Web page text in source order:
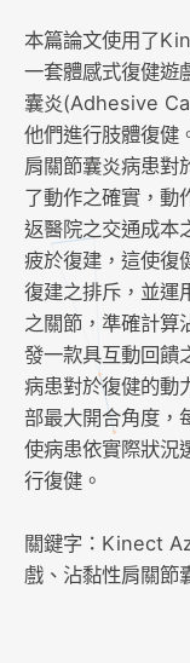
本篇論文使用了
一套體感式復健遊
囊炎(Adhesive
他們進行肢體復健
肩關節囊炎病患對
了動作之確實，動
返醫院之交通成本
疲於復建，這使復
復建之排斥，並
之關節，準確計算
發一款具互動回饋
病患對於復健的動
部最大開合角度，
使病患依實際狀況
行復健。
關鍵字：Kinect
戲、沾黏性肩關節